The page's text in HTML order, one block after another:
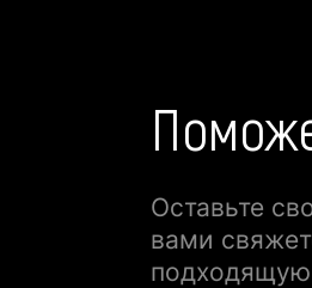
Оставьте
вами